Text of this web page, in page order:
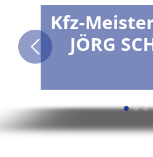
Kfz-
JÖRG